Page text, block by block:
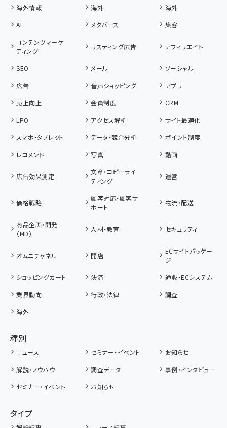
海外情報 海外
海外
AI
メタバース
集客
コンテンツマーケ
ティング
リスティング広告 アフィリエイト
SEO メール
ソーシャル
広告
音声ショッピング
アプリ
売上向上
会員制度
CRM
LPO
アクセス解析
サイト最適化
スマホ・タブレット
データ・競合分析
ポイント制度
レコメンド
写真 動画
広告効果測定
文章・コピーライ
ティング
運営
価格戦略
顧客対応・顧客サ
ポート
物流・配送
商品企画・開発
（MD）
人材・教育 セキュリティ
オムニチャネル 開店
ECサイトパッケー
ジ
ショッピングカート
決済
通販・ECシステム
業界動向
行政・法律
調査
海外
種別
ニュース セミナー・イベント
お知らせ
解説・ノウハウ
調査データ
事例・インタビュー
セミナー・イベント
お知らせ
タイプ